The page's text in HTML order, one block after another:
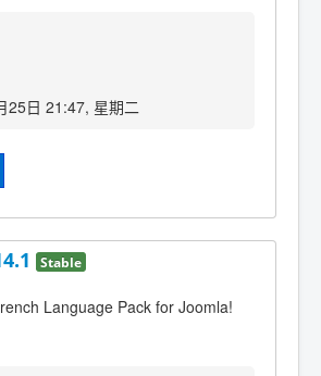
25日 21:47, 星期二
Stable
Language Pack for Joomla!